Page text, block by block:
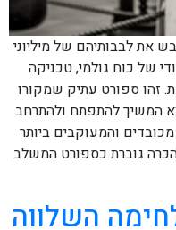
את לבבותיהם של מיליוני
של כוח גולמי, טכניקה
זהו ספורט עתיק שמקורו
המשיך להתפתח ולהתרחב
והמעוקבים ביותר
גוברת כספורט המשלב
השלווה